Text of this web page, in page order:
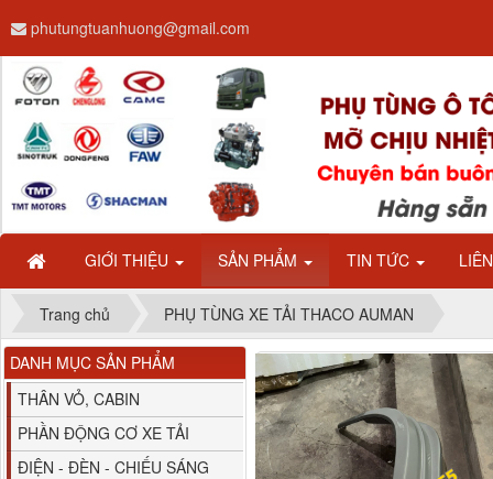
GIỚI THIỆU SẢN PHẨM TIN TỨC
phutungtuanhuong@gmail.com
Trang chủ PHỤ TÙNG XE TẢI THACO AUMAN
DANH MỤC SẢN PHẨM
THÂN VỎ, CABIN
PHẦN ĐỘNG CƠ XE TẢI
ĐIỆN - ĐÈN - CHIẾU SÁNG
Dây ga CAMC H08 dài
2.68m
Bình nước phụ
Chenglong hải âu...